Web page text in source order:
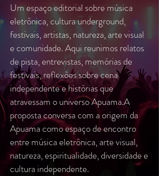
Um espaço editorial sobre música
eletrônica, cultura underground,
festivais, artistas, natureza, arte visual
e comunidade. Aqui reunimos relatos
de pista, entrevistas, memórias de
festivais, reflexões sobre cena
independente e histórias que
atravessam o universo Apuama.A
proposta conversa com a origem da
Apuama como espaço de encontro
entre música eletrônica, arte visual,
natureza, espiritualidade, diversidade e
cultura independente.